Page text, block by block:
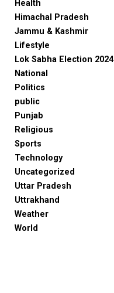
Health
Himachal Pradesh
Jammu & Kashmir
Lifestyle
Lok Sabha Election 2024
National
Politics
public
Punjab
Religious
Sports
Technology
Uncategorized
Uttar Pradesh
Uttrakhand
Weather
World